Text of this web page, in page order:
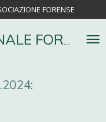
RETE NAZIONALE FORENSE
FORENSE